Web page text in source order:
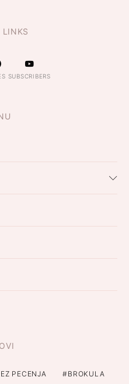
LINKS
SUBSCRIBERS
PECENJA
BROKULA